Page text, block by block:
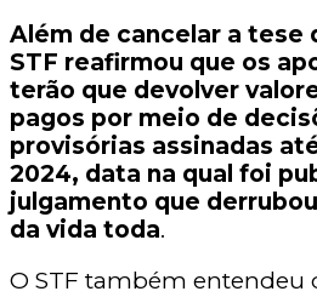
Além de cancelar a
STF reafirmou que os
terão que devolver
pagos por meio de
provisórias assinadas
2024, data na qual foi
julgamento que
da vida toda.
O STF também entendeu